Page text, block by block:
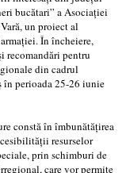
bucătari” a Asociației
un proiect al
În încheiere,
recomandări pentru
din cadrul
în perioada 25-26 iunie
constă în îmbunătățirea
resurselor
prin schimburi de
care vor permite